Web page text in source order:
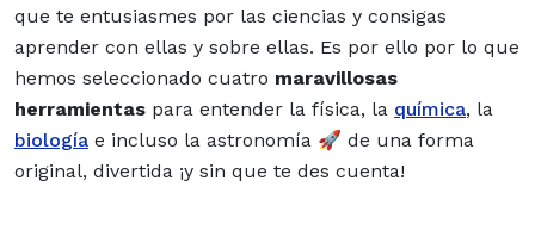
que te entusiasmes por las ciencias y consigas
aprender con ellas y sobre ellas. Es por ello por lo que
hemos seleccionado cuatro maravillosas
herramientas para entender la física, la química, la
biología e incluso la astronomía 🚀 de una forma
original, divertida ¡y sin que te des cuenta!